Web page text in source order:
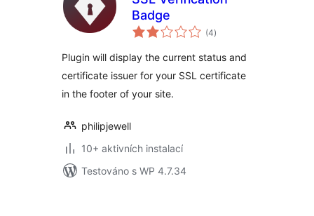
Badge
(4celkové
hodnocení
)
Plugin will display the current status and
certificate issuer for your SSL certificate
in the footer of your site.
philipjewell
10+ aktivních instalací
Testováno s WP 4.7.34